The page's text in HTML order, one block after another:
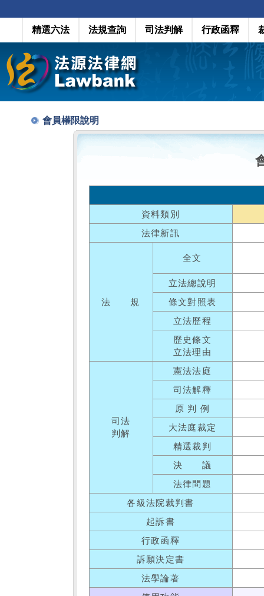
精選六法 法規查詢 司法判解 行政函釋
會員權限說明
資料類別
法律新訊
法 規
全文
立法總說明
條文對照表
立法歷程
歷史條文
立法理由
司法
判解
憲法法庭
司法解釋
原 判 例
大法庭裁定
精選裁判
決 議
法律問題
各級法院裁判書
起訴書
行政函釋
訴願決定書
法學論著